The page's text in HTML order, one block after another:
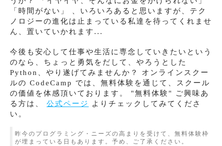
「時間がない」 、いろいろあると思いますが、テク
ノロジーの進化は止まっている私達を待ってくれませ
ん、置いていかれます...
今後も安心して仕事や生活に専念していきたいという
のなら、ちょっと勇気をだして、やろうとした
Python、やり遂げてみませんか？ オンラインスクー
ルの CodeCamp では、無料体験を通じて、スクール
の価値を体感頂いております。 "無料体験" ご興味あ
る方は、 公式ページ
よりチェックしてみてくださ
い。
昨今のプログラミング・ニーズの高まりを受けて、無料体験枠
が埋まっている日もあります。予め、ご了承ください。